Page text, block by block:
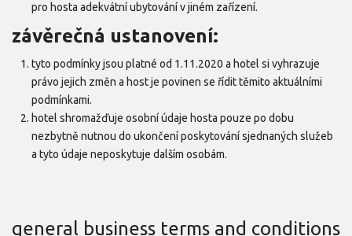
pro hosta adekvátní ubytování v jiném zařízení.
závěrečná ustanovení:
tyto podmínky jsou platné od 1.11.2020 a hotel si vyhrazuje
právo jejich změn a host je povinen se řídit těmito aktuálními
podmínkami.
hotel shromažďuje osobní údaje hosta pouze po dobu
nezbytně nutnou do ukončení poskytování sjednaných služeb
a tyto údaje neposkytuje dalším osobám.
general business terms and conditions